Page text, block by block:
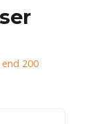
200